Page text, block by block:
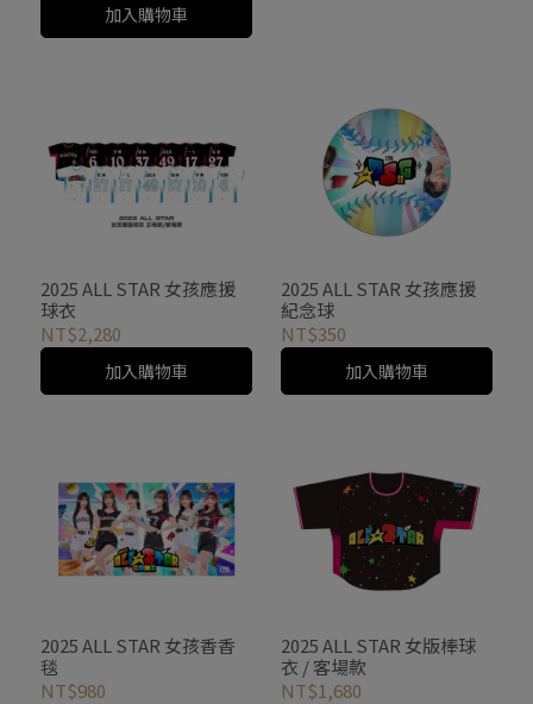
加入購物車
2025 ALL STAR 女孩應援
球衣
NT$2,280
加入購物車
2025 ALL STAR 女孩應援
紀念球
NT$350
加入購物車
2025 ALL STAR 女孩香香
毯
NT$980
2025 ALL STAR 女版棒球
衣 / 客場款
NT$1,680